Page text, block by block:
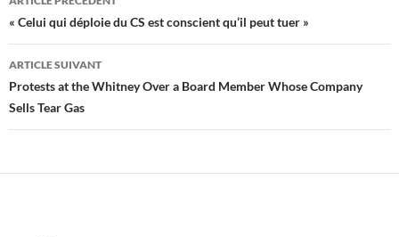
des
articles
« Celui qui déploie du CS est conscient qu’il peut tuer »
ARTICLE SUIVANT
Protests at the Whitney Over a Board Member Whose Company
Sells Tear Gas